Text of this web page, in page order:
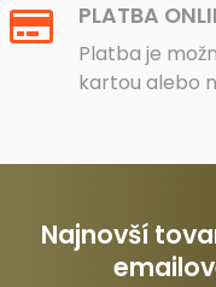
PLATBA
Platba je
kartou alebo
Najnovší